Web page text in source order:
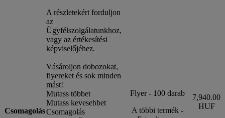
A részletekért forduljon
az
Ügyfélszolgálatunkhoz,
vagy az értékesítési
képviselőjéhez.
Csomagolás
Vásároljon dobozokat,
flyereket és sok minden
mást!
Mutass többet
Mutass kevesebbet
Csomagolás
Flyer - 100 darab
A többi termék -
7,940.00
HUF